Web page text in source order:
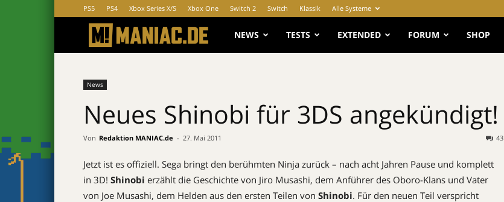
PS5 PS4 Xbox Series X/S Xbox One Switch 2 Switch Klassik Alle Systeme
MANIAC.de
NEWS TESTS EXTENDED FORUM SHOP
News
Neues Shinobi für 3DS angekündigt!
Von Redaktion MANIAC.de - 27. Mai 2011 43
Jetzt ist es offiziell. Sega bringt den berühmten Ninja zurück – nach acht Jahren Pause und komplett
in 3D! Shinobi erzählt die Geschichte von Jiro Musashi, dem Anführer des Oboro-Klans und Vater
von Joe Musashi, dem Helden aus den ersten Teilen von Shinobi. Für den neuen Teil verspricht